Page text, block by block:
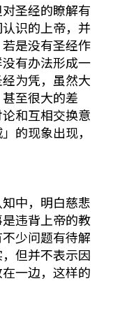
圣经的瞭解有
识的上帝，并
是没有圣经作
有办法形成一
为凭，虽然大
至很大的差
和互相交换意
的现象出现，
中，明白慈悲
违背上帝的教
少问题有待解
但并不表示因
一边，这样的